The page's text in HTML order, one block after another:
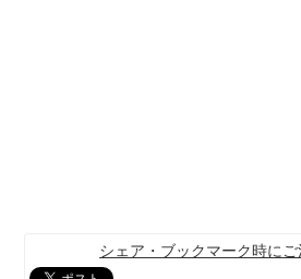
シェア・ブックマーク時に